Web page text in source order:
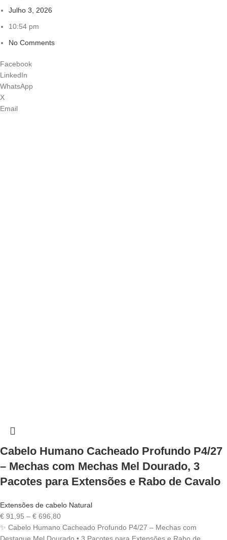
Julho 3, 2026
10:54 pm
No Comments
Facebook
LinkedIn
WhatsApp
X
Email
Cabelo Humano Cacheado Profundo P4/27
– Mechas com Mechas Mel Dourado, 3
Pacotes para Extensões e Rabo de Cavalo
Extensões de cabelo Natural
€ 91,95 – € 696,80Price
range:
€ 91,95
✨ Cabelo Humano Cacheado Profundo P4/27 – Mechas com